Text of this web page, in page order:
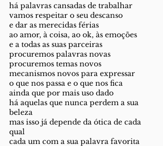
há palavras cansadas de trabalhar
vamos respeitar o seu descanso
e dar as merecidas férias
ao amor, à coisa, ao ok, às emoções
e a todas as suas parceiras
procuremos palavras novas
procuremos temas novos
mecanismos novos para expressar
o que nos passa e o que nos fica
ainda que por mais uso dado
há aquelas que nunca perdem a sua
beleza
mas isso já depende da ótica de cada
qual
cada um com a sua palavra favorita